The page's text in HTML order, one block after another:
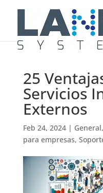
25
Servicios
Externos
Feb 24, 2024| General,
para empresas,